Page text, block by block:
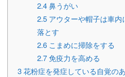
2.4鼻うがい
2.5 アウターや帽子は車
落とす
2.6 こまめに掃除をする
2.7免疫力を高める
3花粉症を発症している自覚の